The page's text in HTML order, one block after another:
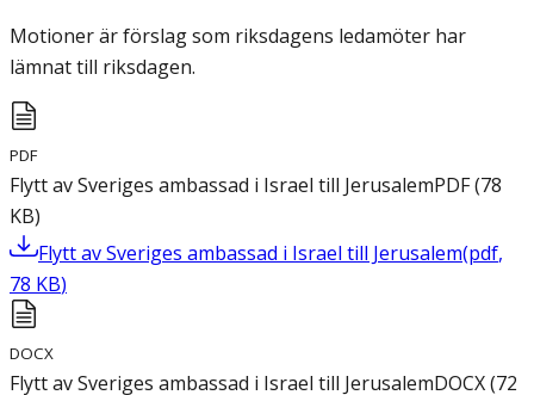
Motioner är förslag som riksdagens ledamöter har
lämnat till riksdagen.
PDF
Flytt av Sveriges ambassad i Israel till JerusalemPDF(78
KB)
Flytt av Sveriges ambassad i Israel till Jerusalem(pdf,
78 KB)
DOCX
Flytt av Sveriges ambassad i Israel till JerusalemDOCX(72